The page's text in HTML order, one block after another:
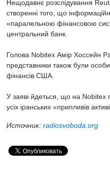
Нещодавнє розслідування
створенні того, що
«паралельною фінансовою
центральний банк.
Голова Nobitex Амір Хоссейн
представники також були
фінансів США.
У заяві йдеться, що на Nobitex
усіх іранських «припливів
Источник: radiosvoboda.org